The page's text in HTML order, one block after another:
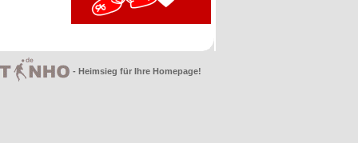
- Heimsieg für Ihre Homepage!